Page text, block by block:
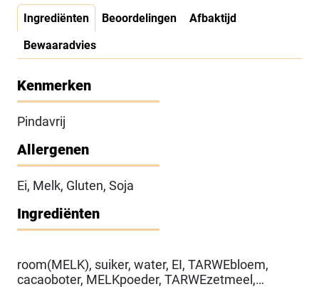
Ingrediënten Beoordelingen
Afbaktijd
Bewaaradvies
Kenmerken
Pindavrij
Allergenen
Ei, Melk, Gluten, Soja
Ingrediënten
room(MELK), suiker, water, EI, TARWEbloem,
cacaoboter, MELKpoeder, TARWEzetmeel,